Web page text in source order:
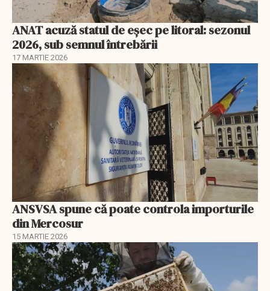
ANAT acuză statul de eșec pe litoral: sezonul
2026, sub semnul întrebării
17 MARTIE 2026
ANSVSA spune că poate controla importurile
din Mercosur
15 MARTIE 2026